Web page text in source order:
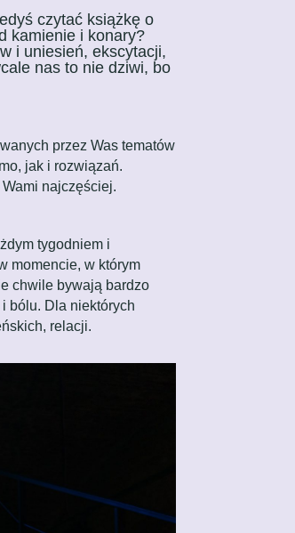
czytać książkę o
kamienie i konary?
i uniesień, ekscytacji,
nas to nie dziwi, bo
przez Was tematów
jak i rozwiązań.
najczęściej.
tygodniem i
momencie, w którym
chwile bywają bardzo
bólu. Dla niektórych
relacji.